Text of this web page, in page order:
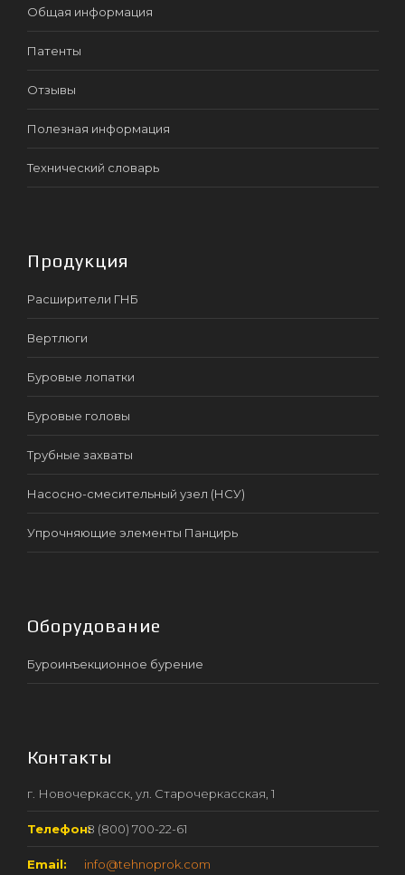
Общая информация
Патенты
Отзывы
Полезная информация
Технический словарь
Продукция
Расширители ГНБ
Вертлюги
Буровые лопатки
Буровые головы
Трубные захваты
Насосно-смесительный узел (НСУ)
Упрочняющие элементы Панцирь
Оборудование
Буроинъекционное бурение
Контакты
г. Новочеркасск, ул. Старочеркасская, 1
Телефон:8 (800) 700-22-61
Email: info@tehnoprok.com